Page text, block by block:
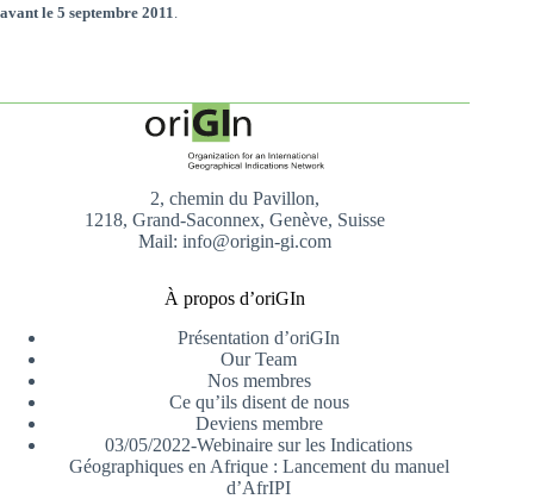
avant le 5 septembre 2011.
2, chemin du Pavillon,
1218, Grand-Saconnex, Genève, Suisse
Mail: info@origin-gi.com
À propos d’oriGIn
Présentation d’oriGIn
Our Team
Nos membres
Ce qu’ils disent de nous
Deviens membre
03/05/2022-Webinaire sur les Indications
Géographiques en Afrique : Lancement du manuel
d’AfrIPI